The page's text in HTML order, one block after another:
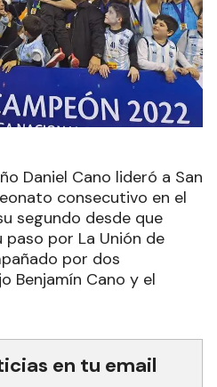
Daniel Cano lideró a San
consecutivo en el
segundo desde que
por La Unión de
por dos
Benjamín Cano y el
en tu email